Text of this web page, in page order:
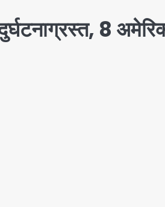
8